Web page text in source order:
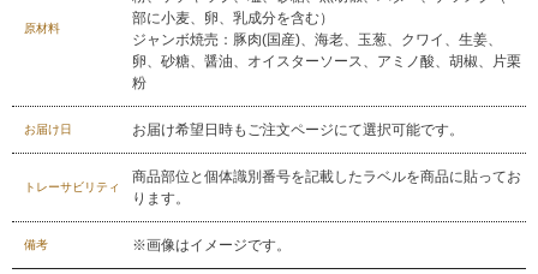
原材料
部に小麦、卵、乳成分を含む）
ジャンボ焼売：豚肉(国産)、海老、玉葱、クワイ、生姜、
卵、砂糖、醤油、オイスターソース、アミノ酸、胡椒、片栗
粉
お届け日 お届け希望日時もご注文ページにて選択可能です。
トレーサビリティ
商品部位と個体識別番号を記載したラベルを商品に貼ってお
ります。
備考 ※画像はイメージです。